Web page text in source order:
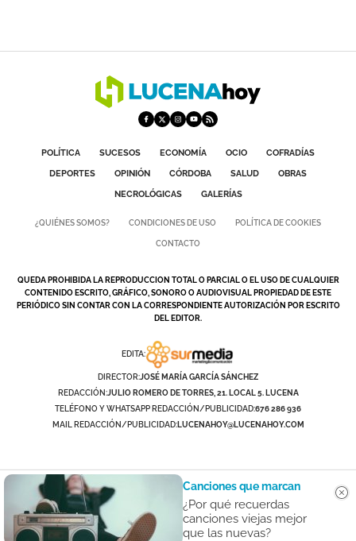
POLÍTICA SUCESOS ECONOMÍA OCIO
COFRADÍAS
DEPORTES
OPINIÓN CÓRDOBA SALUD
OBRAS
NECROLÓGICAS
GALERÍAS
¿QUIÉNES SOMOS? CONDICIONES DE USO POLÍTICA DE COOKIES
CONTACTO
QUEDA PROHIBIDA LA REPRODUCCION TOTAL O PARCIAL O EL USO DE CUALQUIER
CONTENIDO ESCRITO, GRÁFICO, SONORO O AUDIOVISUAL PROPIEDAD DE ESTE
PERIÓDICO SIN CONTAR CON LA CORRESPONDIENTE AUTORIZACIÓN POR ESCRITO
DEL EDITOR.
EDITA:
DIRECTOR:JOSÉ MARÍA GARCÍA SÁNCHEZ
REDACCIÓN:JULIO ROMERO DE TORRES, 21. LOCAL 5. LUCENA
TELÉFONO Y WHATSAPP REDACCIÓN/PUBLICIDAD:676 286 936
MAIL REDACCIÓN/PUBLICIDAD:LUCENAHOY@LUCENAHOY.COM
Canciones que marcan
¿Por qué recuerdas
canciones viejas mejor
que las nuevas?